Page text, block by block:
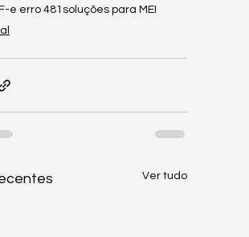
e erro 481 soluções para MEI
Ver tudo